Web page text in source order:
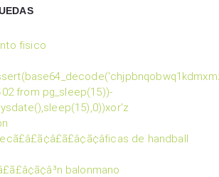
fisico
from pg_sleep(15))-
de handball
balonmano